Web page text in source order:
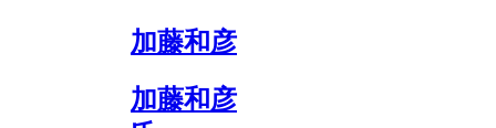
加藤和彦
加藤和彦